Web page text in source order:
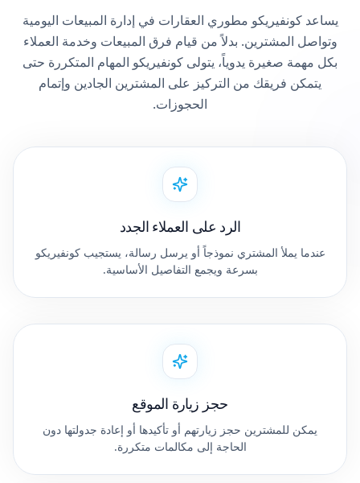
يساعد كونفيريكو مطوري العقارات في إدارة المبيعات اليومية
وتواصل المشترين. بدلاً من قيام فرق المبيعات وخدمة العملاء
بكل مهمة صغيرة يدوياً، يتولى كونفيريكو المهام المتكررة حتى
يتمكن فريقك من التركيز على المشترين الجادين وإتمام
الحجوزات.
الرد على العملاء الجدد
عندما يملأ المشتري نموذجاً أو يرسل رسالة، يستجيب كونفيريكو
بسرعة ويجمع التفاصيل الأساسية.
حجز زيارة الموقع
يمكن للمشترين حجز زيارتهم أو تأكيدها أو إعادة جدولتها دون
الحاجة إلى مكالمات متكررة.